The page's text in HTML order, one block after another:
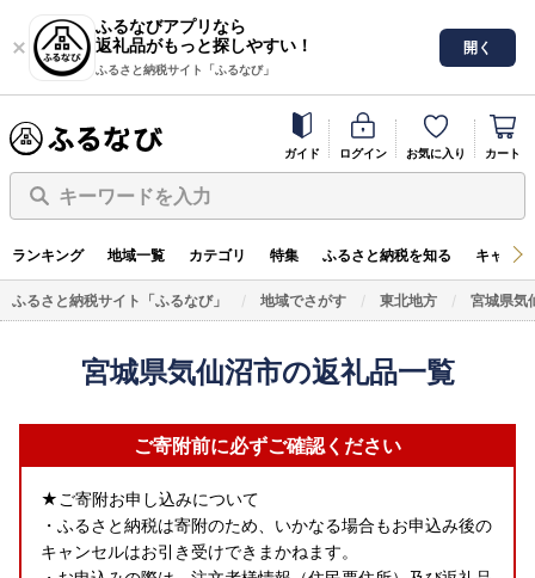
ふるなびアプリなら
返礼品がもっと探しやすい！
ふるさと納税サイト「ふるなび」
開く
ガイド ログイン お気に入り カート
キーワードを入力
ランキング 地域一覧 カテゴリ 特集 ふるさと納税を知る キャン
ふるさと納税サイト「ふるなび」 地域でさがす 東北地方 宮城県気
宮城県気仙沼市の返礼品一覧
ご寄附前に必ずご確認ください
★ご寄附お申し込みについて
・ふるさと納税は寄附のため、いかなる場合もお申込み後の
キャンセルはお引き受けできまかねます。